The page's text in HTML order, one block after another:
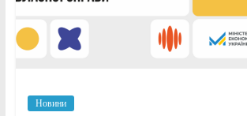
Новини